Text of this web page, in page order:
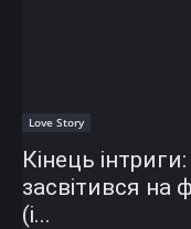
Love Story
Кінець
засвітився
(і...